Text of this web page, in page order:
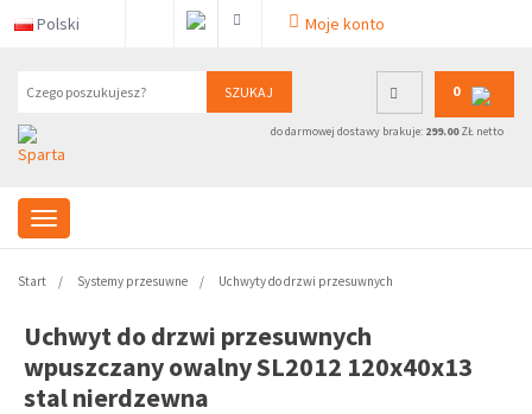
Polski Moje konto
SZUKAJ 0
do darmowej dostawy brakuje: 299.00ZŁ netto
Start Systemy przesuwne Uchwyty do drzwi przesuwnych
Uchwyt do drzwi przesuwnych
wpuszczany owalny SL2012 120x40x13
stal nierdzewna